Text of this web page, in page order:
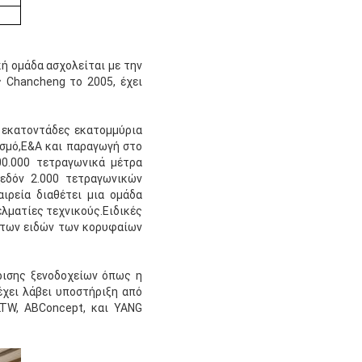
ομάδα ασχολείται με την
το 2005, έχει
εκατομμύρια
και παραγωγή στο
τετραγωνικά μέτρα
2.000 τετραγωνικών
διαθέτει μια ομάδα
τεχνικούς.Ειδικές
των ειδών των κορυφαίων
ξενοδοχείων όπως η
λάβει υποστήριξη από
ABConcept, και YANG